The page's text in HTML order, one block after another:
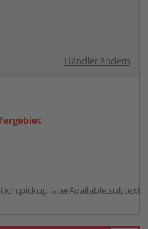
Händler ändern